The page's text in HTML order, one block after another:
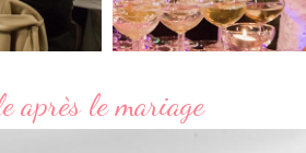
après le mariage